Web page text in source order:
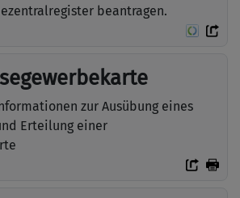
beantragen.
zur Ausübung eines
Erteilung einer